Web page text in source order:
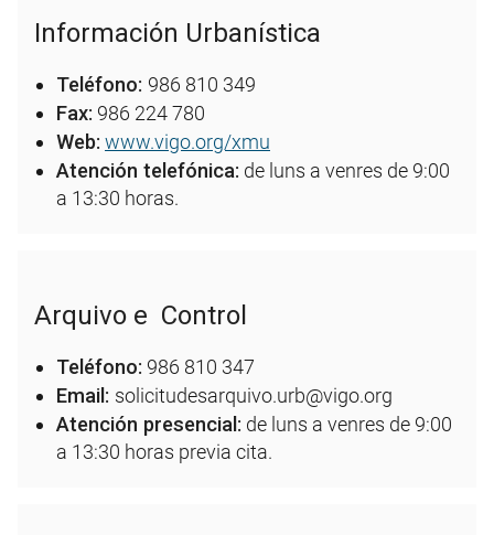
Información Urbanística
Teléfono: 986 810 349
Fax: 986 224 780
Web: www.vigo.org/xmu
Atención telefónica: de luns a venres de 9:00
a 13:30 horas.
Arquivo e Control
Teléfono: 986 810 347
Email: solicitudesarquivo.urb@vigo.org
Atención presencial: de luns a venres de 9:00
a 13:30 horas previa cita.